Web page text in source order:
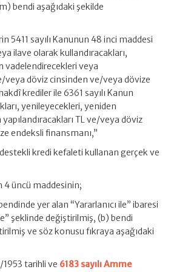
bendi aşağıdaki şekilde
5411 sayılı Kanunun 48 inci maddesi
ilave olarak kullandıracakları,
vadelendirecekleri veya
veya döviz cinsinden ve/veya dövize
krediler ile 6361 sayılı Kanun
yenileyecekleri, yeniden
TL ve/veya döviz
endeksli finansmanı,”
kredi kefaleti kullanan gerçek ve
4 üncü maddesinin;
yer alan “Yararlanıcı ile” ibaresi
şeklinde değiştirilmiş, (b) bendi
ve söz konusu fıkraya aşağıdaki
1953 tarihli ve 6183 sayılı Amme